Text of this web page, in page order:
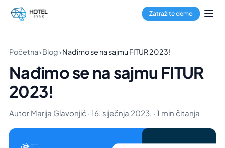
Zatražite demo
Početna›Blog›Nađimo se na sajmu FITUR 2023!
Nađimo se na sajmu FITUR
2023!
Autor Marija Glavonjić · 16. siječnja 2023. · 1 min čitanja